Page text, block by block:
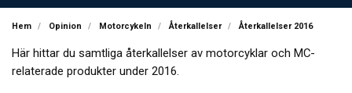
Hem Opinion Motorcykeln Återkallelser Återkallelser 2016
Här hittar du samtliga återkallelser av motorcyklar och MC-
relaterade produkter under 2016.